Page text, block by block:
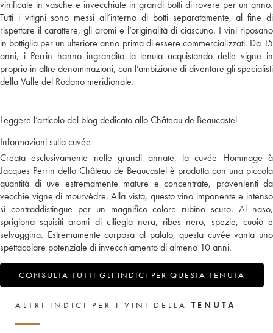
vinificate in vasche e invecchiate in grandi botti di rovere per un anno.
Tutti i vitigni sono messi all’interno di botti separatamente, al fine di
rispettare il carattere, gli aromi e l’originalità di ciascuno. I vini riposano
in bottiglia per un ulteriore anno prima di essere commercializzati. Da 15
anni, i Perrin hanno ingrandito la tenuta acquistando delle vigne in
proprio in altre denominazioni, con l’ambizione di diventare gli specialisti
della Valle del Rodano meridionale.
Leggere l’articolo del blog dedicato allo Château de Beaucastel
Informazioni sulla cuvée
Creata esclusivamente nelle grandi annate, la cuvée Hommage à
Jacques Perrin dello Château de Beaucastel è prodotta con una piccola
quantità di uve estremamente mature e concentrate, provenienti da
vecchie vigne di mourvèdre. Alla vista, questo vino imponente e intenso
si contraddistingue per un magnifico colore rubino scuro. Al naso,
sprigiona squisiti aromi di ciliegia nera, ribes nero, spezie, cuoio e
selvaggina. Estremamente corposa al palato, questa cuvée vanta uno
spettacolare potenziale di invecchiamento di almeno 10 anni.
CONSULTA TUTTI GLI INDICI PER QUESTA TENUTA
ALTRI INDICI PER I VINI DELLA TENUTA